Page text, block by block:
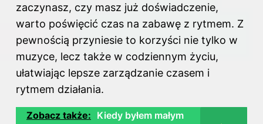
zaczynasz, czy masz już doświadczenie,
warto poświęcić czas na zabawę z rytmem. Z
pewnością przyniesie to korzyści nie tylko w
muzyce, lecz także w codziennym życiu,
ułatwiając lepsze zarządzanie czasem i
rytmem działania.
Zobacz także: Kiedy byłem małym